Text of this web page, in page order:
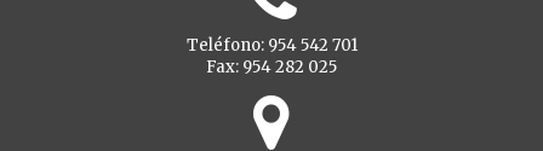
Teléfono: 954 542 701
Fax: 954 282 025